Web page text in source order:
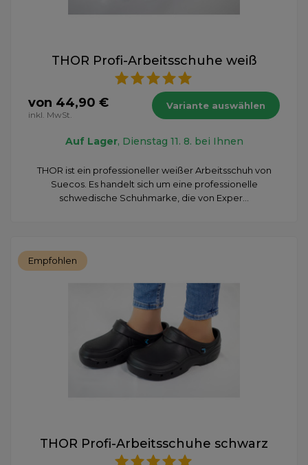
THOR Profi-Arbeitsschuhe weiß
von 44,90 €
inkl. MwSt.
Variante auswählen
Auf Lager, Dienstag 11. 8. bei Ihnen
THOR ist ein professioneller weißer Arbeitsschuh von
Suecos. Es handelt sich um eine professionelle
schwedische Schuhmarke, die von Exper...
Empfohlen
THOR Profi-Arbeitsschuhe schwarz